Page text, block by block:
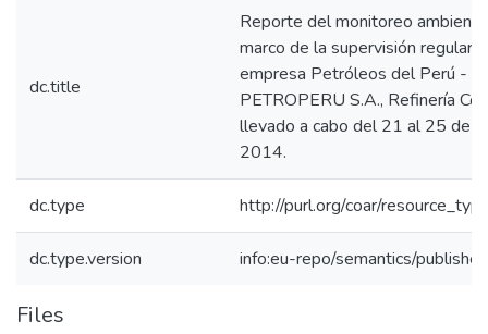
dc.title
Reporte del monitoreo
marco de la supervisión regular,
empresa Petróleos del Perú -
PETROPERU S.A., Refinería
llevado a cabo del 21 al 25 de
2014.
dc.type http://purl.org/coar/
dc.type.version info:eu-repo/semantics/
Files